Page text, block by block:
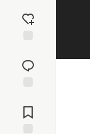
reaction
Comments